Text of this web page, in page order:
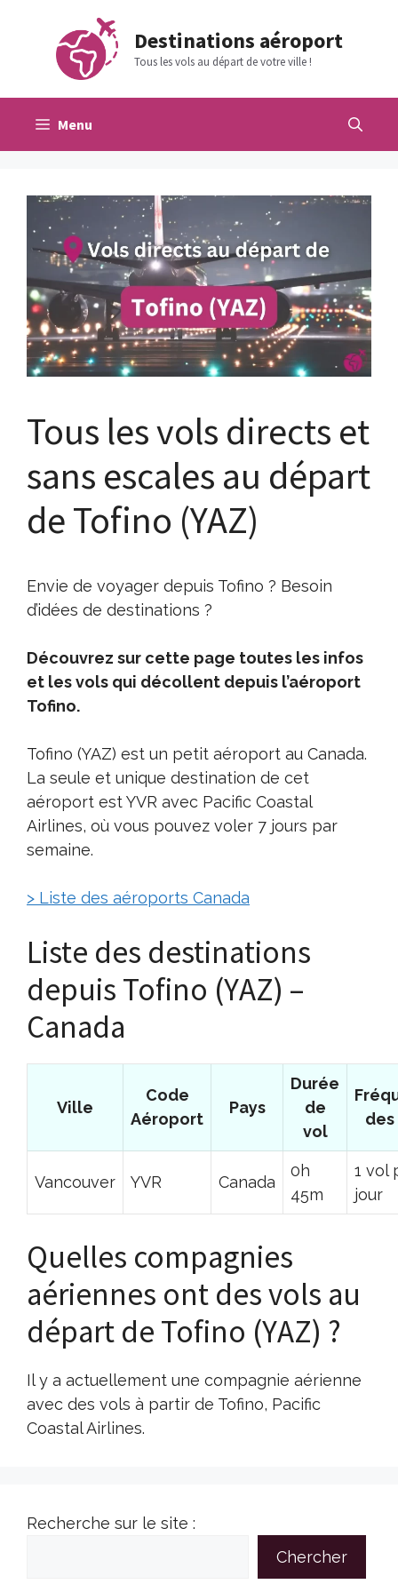
contenu
Destinations aéroport
Tous les vols au départ de votre ville !
Menu
Tous les vols directs et
sans escales au départ
de Tofino (YAZ)
Envie de voyager depuis Tofino ? Besoin
d’idées de destinations ?
Découvrez sur cette page toutes les infos
et les vols qui décollent depuis l’aéroport
Tofino.
Tofino (YAZ) est un petit aéroport au Canada.
La seule et unique destination de cet
aéroport est YVR avec Pacific Coastal
Airlines, où vous pouvez voler 7 jours par
semaine.
> Liste des aéroports Canada
Liste des destinations
depuis Tofino (YAZ) –
Canada
Ville
Code
Aéroport
Pays
Durée
de
vol
Vancouver YVR Canada
0h
45m
1 vol
jour
Quelles compagnies
aériennes ont des vols au
départ de Tofino (YAZ) ?
Il y a actuellement une compagnie aérienne
avec des vols à partir de Tofino, Pacific
Coastal Airlines.
Recherche sur le site :
Chercher